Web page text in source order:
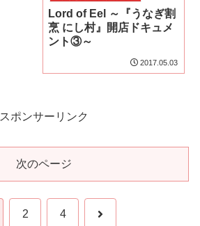
Lord of Eel ～『うなぎ割
烹 にし村』開店ドキュメ
ント③～
2017.05.03
スポンサーリンク
次のページ
2 4 次